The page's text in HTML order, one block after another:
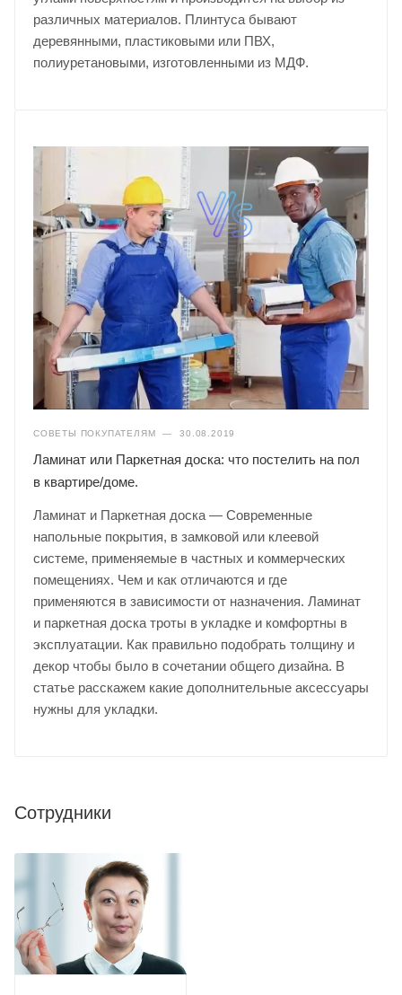
различных материалов. Плинтуса бывают
деревянными, пластиковыми или ПВХ,
полиуретановыми, изготовленными из МДФ.
СОВЕТЫ ПОКУПАТЕЛЯМ — 30.08.2019
Ламинат или Паркетная доска: что постелить на пол
в квартире/доме.
Ламинат и Паркетная доска — Современные
напольные покрытия, в замковой или клеевой
системе, применяемые в частных и коммерческих
помещениях. Чем и как отличаются и где
применяются в зависимости от назначения. Ламинат
и паркетная доска троты в укладке и комфортны в
эксплуатации. Как правильно подобрать толщину и
декор чтобы было в сочетании общего дизайна. В
статье расскажем какие дополнительные аксессуары
нужны для укладки.
Сотрудники